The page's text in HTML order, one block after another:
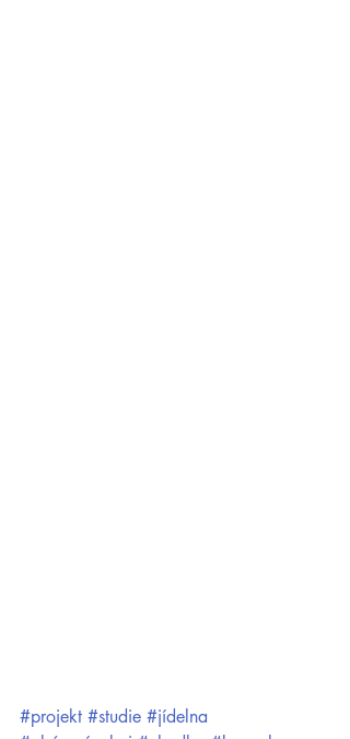
#projekt #studie #jídelna